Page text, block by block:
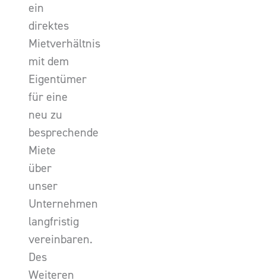
ein
direktes
Mietverhältnis
mit dem
Eigentümer
für eine
neu zu
besprechende
Miete
über
unser
Unternehmen
langfristig
vereinbaren.
Des
Weiteren